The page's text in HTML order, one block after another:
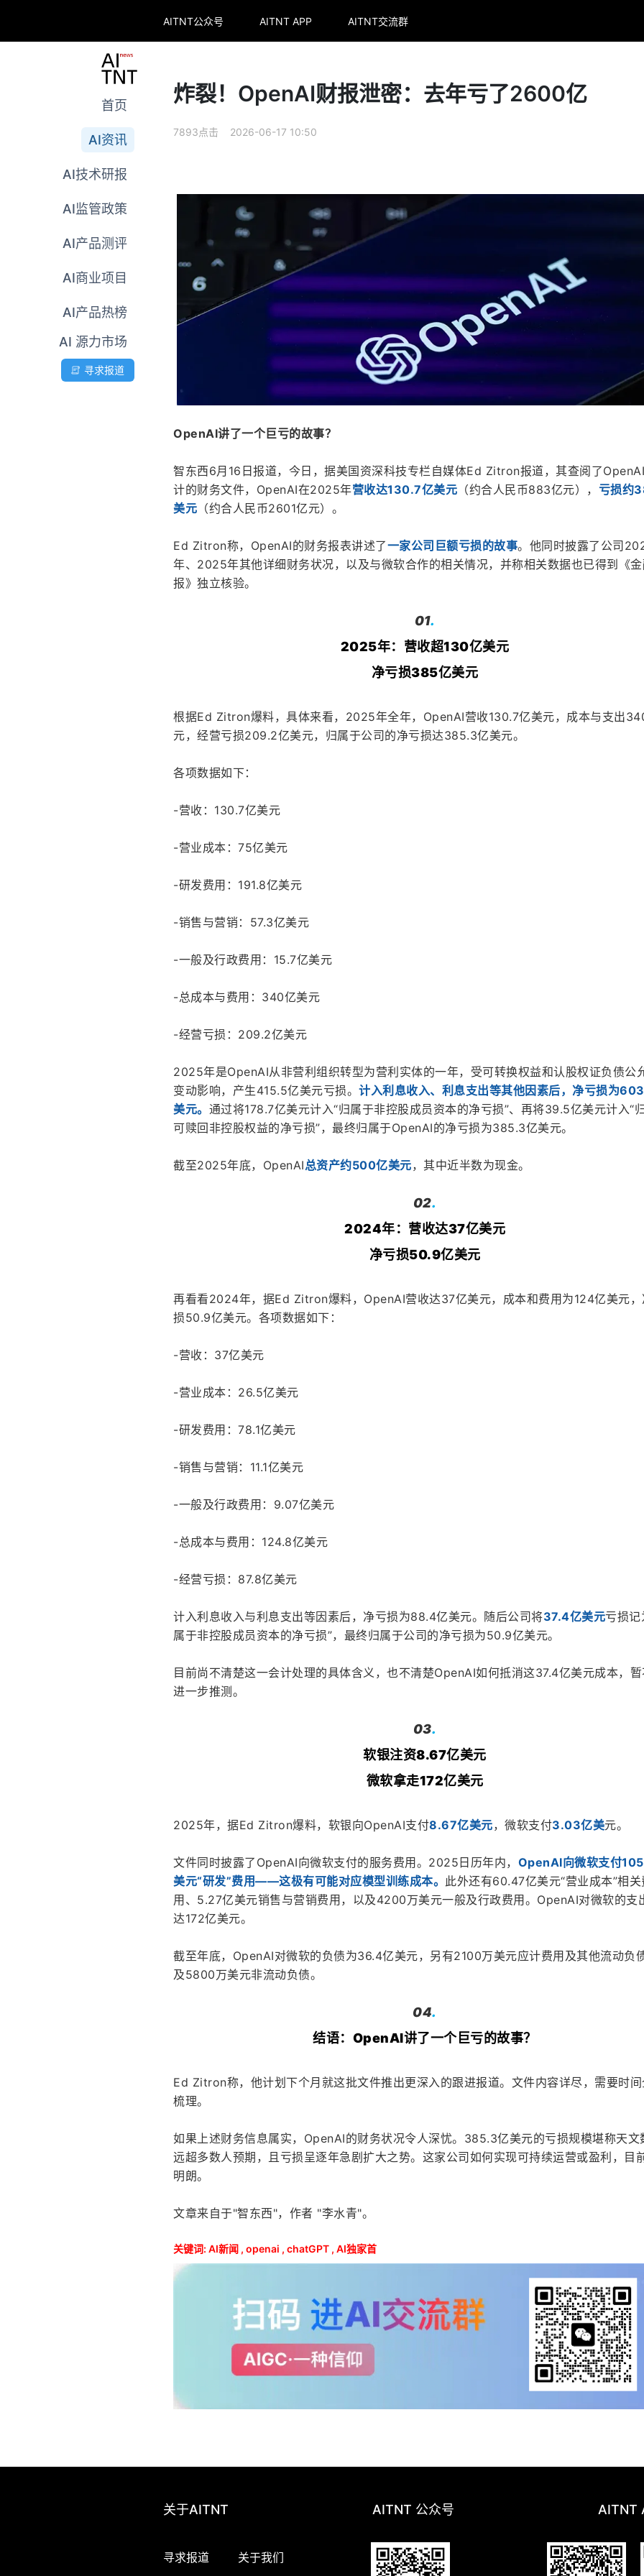
AITNT公众号 AITNT APP AITNT交流群
首页
AI资讯
AI技术研报
AI监管政策
AI产品测评
AI商业项目
AI产品热榜
AI 源力市场
寻求报道
炸裂！OpenAI财报泄密：去年亏了2600亿
7893点击 2026-06-17 10:50
OpenAI讲了一个巨亏的故事？
智东西6月16日报道，今日，据美国资深科技专栏自媒体Ed Zitron报道，其查阅了
计的财务文件，OpenAI在2025年营收达130.7亿美元 （约合人民币883亿元）， 亏损约
美元 （约合人民币2601亿元）。
Ed Zitron称，OpenAI的财务报表讲述了一家公司巨额亏损的故事。他同时披露了公司
年、2025年其他详细财务状况，以及与微软合作的相关情况，并称相关数据也已得到《
报》独立核验。
01.
2025年：营收超130亿美元
净亏损385亿美元
根据Ed Zitron爆料，具体来看，2025年全年，OpenAI营收130.7亿美元，成本与支出
元，经营亏损209.2亿美元，归属于公司的净亏损达385.3亿美元。
各项数据如下：
-营收：130.7亿美元
-营业成本：75亿美元
-研发费用：191.8亿美元
-销售与营销：57.3亿美元
-一般及行政费用：15.7亿美元
-总成本与费用：340亿美元
-经营亏损：209.2亿美元
2025年是OpenAI从非营利组织转型为营利实体的一年，受可转换权益和认股权证负债公
变动影响，产生415.5亿美元亏损。 计入利息收入、利息支出等其他因素后，净亏损为
美元。 通过将178.7亿美元计入“归属于非控股成员资本的净亏损”、再将39.5亿美元计入“
可赎回非控股权益的净亏损”，最终归属于OpenAI的净亏损为385.3亿美元。
截至2025年底，OpenAI总资产约500亿美元，其中近半数为现金。
02.
2024年：营收达37亿美元
净亏损50.9亿美元
再看看2024年，据Ed Zitron爆料，OpenAI营收达37亿美元，成本和费用为124亿美元，
损50.9亿美元。各项数据如下：
-营收：37亿美元
-营业成本：26.5亿美元
-研发费用：78.1亿美元
-销售与营销：11.1亿美元
-一般及行政费用：9.07亿美元
-总成本与费用：124.8亿美元
-经营亏损：87.8亿美元
计入利息收入与利息支出等因素后，净亏损为88.4亿美元。随后公司将37.4亿美元亏损记
属于非控股成员资本的净亏损”，最终归属于公司的净亏损为50.9亿美元。
目前尚不清楚这一会计处理的具体含义，也不清楚OpenAI如何抵消这37.4亿美元成本，
进一步推测。
03.
软银注资8.67亿美元
微软拿走172亿美元
2025年，据Ed Zitron爆料，软银向OpenAI支付8.67亿美元，微软支付3.03亿美元。
文件同时披露了OpenAI向微软支付的服务费用。2025日历年内， OpenAI向微软支付
美元“研发”费用——这极有可能对应模型训练成本。 此外还有60.47亿美元“营业成本”相关
用、5.27亿美元销售与营销费用，以及4200万美元一般及行政费用。OpenAI对微软的支
达172亿美元。
截至年底，OpenAI对微软的负债为36.4亿美元，另有2100万美元应计费用及其他流动负
及5800万美元非流动负债。
04.
结语：OpenAI讲了一个巨亏的故事？
Ed Zitron称，他计划下个月就这批文件推出更深入的跟进报道。文件内容详尽，需要时
梳理。
如果上述财务信息属实，OpenAI的财务状况令人深忧。385.3亿美元的亏损规模堪称天文
远超多数人预期，且亏损呈逐年急剧扩大之势。这家公司如何实现可持续运营或盈利，目
明朗。
文章来自于"智东西"，作者 "李水青"。
关键词: AI新闻 , openai , chatGPT , AI独家首
关于AITNT AITNT 公众号 AITNT
寻求报道 关于我们